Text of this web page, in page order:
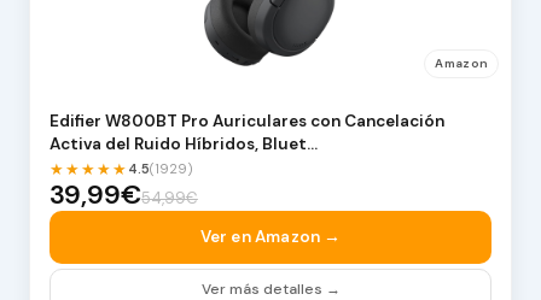
Amazon
Edifier W800BT Pro Auriculares con Cancelación
Activa del Ruido Híbridos, Bluet…
★★★★★ 4.5(1929)
39,99€54,99€
Ver en Amazon →
Ver más detalles →